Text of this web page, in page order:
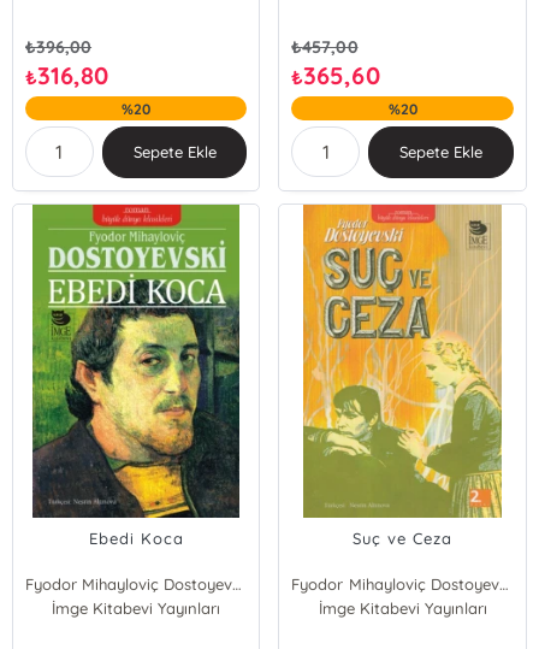
₺396,00
₺316,80
%20
Sepete Ekle
₺457,00
₺365,60
%20
Sepete Ekle
Ebedi Koca
Fyodor Mihayloviç Dostoyevski
İmge Kitabevi Yayınları
Suç ve Ceza
Fyodor Mihayloviç Dostoyevski
İmge Kitabevi Yayınları